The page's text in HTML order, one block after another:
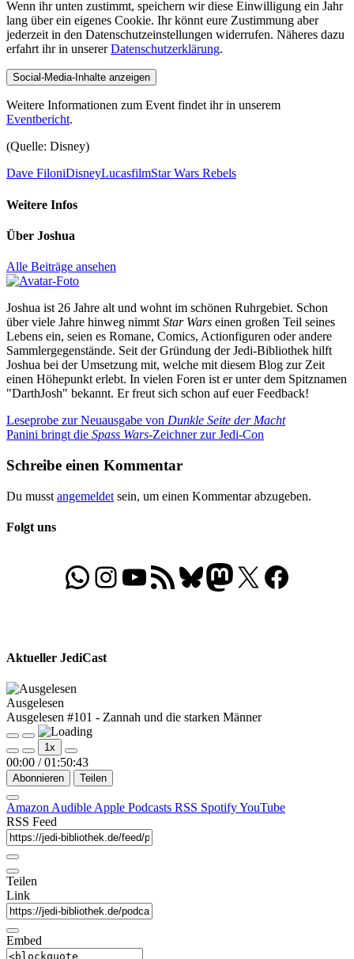
Wenn ihr unten zustimmt, speichern wir diese Einwilligung ein Jahr
lang über ein eigenes Cookie. Ihr könnt eure Zustimmung aber
jederzeit in den Datenschutzeinstellungen widerrufen. Näheres dazu
erfahrt ihr in unsererDatenschutzerklärung.
Social-Media-Inhalte anzeigen
Weitere Informationen zum Event findet ihr in unserem
Eventbericht.
(Quelle: Disney)
Dave FiloniDisneyLucasfilmStar Wars Rebels
Weitere Infos
Über Joshua
Alle Beiträge ansehen
Joshua ist 26 Jahre alt und wohnt im schönen Ruhrgebiet. Schon
über viele Jahre hinweg nimmt Star Wars einen großen Teil seines
Lebens ein, seien es Romane, Comics, Actionfiguren oder andere
Sammlergegenstände. Seit der Gründung der Jedi-Bibliothek hilft
Joshua bei der Umsetzung mit, welche mit diesem Blog zur Zeit
einen Höhepunkt erlebt. In vielen Foren ist er unter dem Spitznamen
"DarthJosh" bekannt. Er freut sich schon auf euer Feedback!
Beitragsnavigation
Vorheriger
Beitrag:
Leseprobe zur Neuausgabe von Dunkle Seite der Macht
Nächster
Panini bringt die Spass Wars-Zeichner zur Jedi-Con
Schreibe einen Kommentar
Du musst angemeldet sein, um einen Kommentar abzugeben.
Folgt uns
WhatsApp
Folgt uns auf Instagram
Besucht unseren YouTube-Kanal
RSS-FeedBluesky
Folgt uns auf Mastodon
X Folgt uns auf
Aktueller JediCast
Ausgelesen
Ausgelesen #101 - Zannah und die starken Männer
Play
Episode
Pause
Episode
1x
00:00 / 01:50:43
Abonnieren Teilen
AmazonAudibleApple Podcasts RSS SpotifyYouTube
RSS Feed
Teilen
Link
Embed